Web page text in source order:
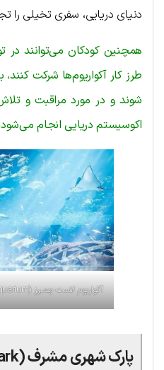
دنیای دریایی، سفری تخیلی را
همچنین کودکان می‌توانند در
طرز کار آکواریوم‌ها شرکت
شوند و در مورد مراقبت و
اکوسیستم دریایی انجام
آکواریوم لاست چمبرز (The Lost Chambers Aquarium)
پارک شهری مشرف (Mushrif Park)